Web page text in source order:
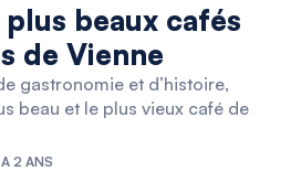
beaux cafés
de Vienne
gastronomie et d’histoire,
beau et le plus vieux café de
2 ANS